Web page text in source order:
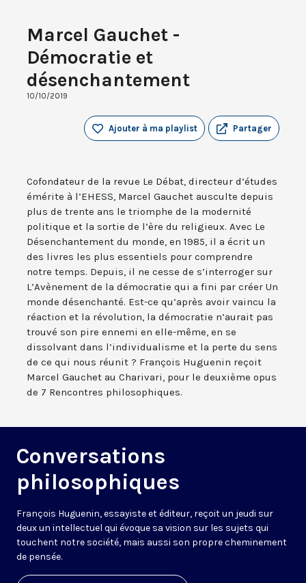
Marcel Gauchet -
Démocratie et
désenchantement
10/10/2019
Partager
Ajouter à ma playlist
Cofondateur de la revue Le Débat, directeur d’études
émérite à l’EHESS, Marcel Gauchet ausculte depuis
plus de trente ans le triomphe de la modernité
politique et la sortie de l’ère du religieux. Avec Le
Désenchantement du monde, en 1985, il a écrit un
des livres les plus essentiels pour comprendre
notre temps. Depuis, il ne cesse de s’interroger sur
L’Avènement de la démocratie qui a fini par créer Un
monde désenchanté. Est-ce qu’après avoir vaincu la
réaction et la révolution, la démocratie n’aurait pas
trouvé son pire ennemi en elle-même, en se
dissolvant dans l’individualisme et la perte du sens
de ce qui nous réunit ? François Huguenin reçoit
Marcel Gauchet au Charivari, pour le deuxième opus
de 7 Rencontres philosophiques.
Conversations
philosophiques
François Huguenin, essayiste et éditeur, reçoit un jeudi sur
deux un intellectuel qui évoque sa vision sur les sujets qui
touchent notre société, mais aussi son propre cheminement
de pensée.